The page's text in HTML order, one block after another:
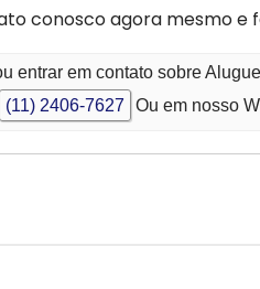
conosco agora mesmo e
entrar em contato sobre
(11) 2406-7627 Ou em nosso